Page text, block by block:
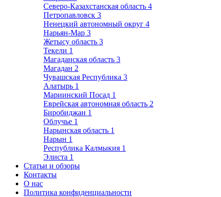
Северо-Казахстанская область 4
Петропавловск 3
Ненецкий автономный округ 4
Нарьян-Мар 3
Жетысу область 3
Текели 1
Магаданская область 3
Магадан 2
Чувашская Республика 3
Алатырь 1
Мариинский Посад 1
Еврейская автономная область 2
Биробиджан 1
Облучье 1
Нарынская область 1
Нарын 1
Республика Калмыкия 1
Элиста 1
Статьи и обзоры
Контакты
О нас
Политика конфиденциальности